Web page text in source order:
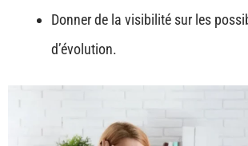
Donner de la visibilité sur les
d’évolution.